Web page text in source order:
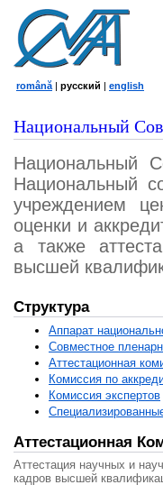
română | русский | english
Национальный
Национальный
Национальный
учреждением
оценки и
а также
высшей
Структура
Аппарат
Совместное
Аттестационная
Комиссия по
Комиссия экспертов
Аттестационная
Аттестация научных и
кадров высшей